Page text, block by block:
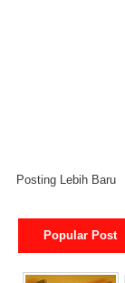
Posting Lebih Baru
Popular Post